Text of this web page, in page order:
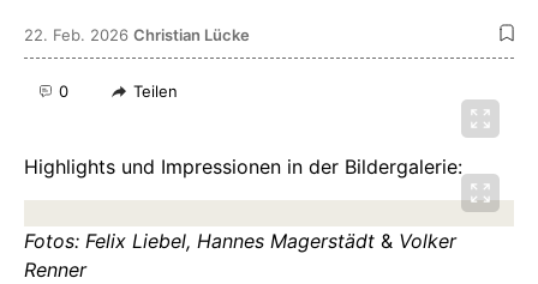
22. Feb. 2026 Christian Lücke
0 Teilen
Highlights und Impressionen in der Bildergalerie:
Fotos: Felix Liebel, Hannes Magerstädt & Volker
Renner